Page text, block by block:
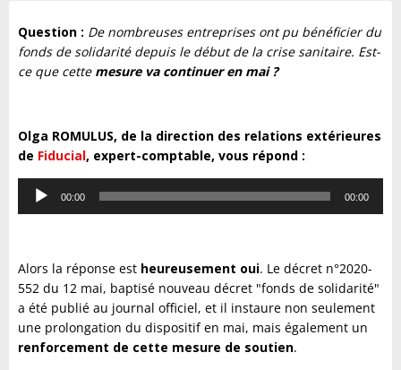
Question : De nombreuses entreprises ont pu bénéficier du
fonds de solidarité depuis le début de la crise sanitaire. Est-
ce que cette mesure va continuer en mai ?
Olga ROMULUS, de la direction des relations extérieures
de Fiducial, expert-comptable, vous répond :
Lecteur
audio
00:00 00:00
Alors la réponse est heureusement oui. Le décret n°2020-
552 du 12 mai, baptisé nouveau décret "fonds de solidarité"
a été publié au journal officiel, et il instaure non seulement
une prolongation du dispositif en mai, mais également un
renforcement de cette mesure de soutien.